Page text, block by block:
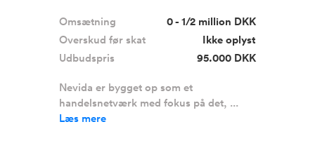
Omsætning
0 - 1/2 million DKK
Overskud før skat
Ikke oplyst
Udbudspris
95.000 DKK
Nevida er bygget op som et
handelsnetværk med fokus på det, ...
Læs mere